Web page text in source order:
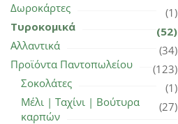
Δωροκάρτες
(1)
Τυροκομικά
(52)
Αλλαντικά
(34)
Προϊόντα Παντοπωλείου
(123)
Σοκολάτες
(1)
Μέλι | Ταχίνι | Βούτυρα
καρπών
(27)